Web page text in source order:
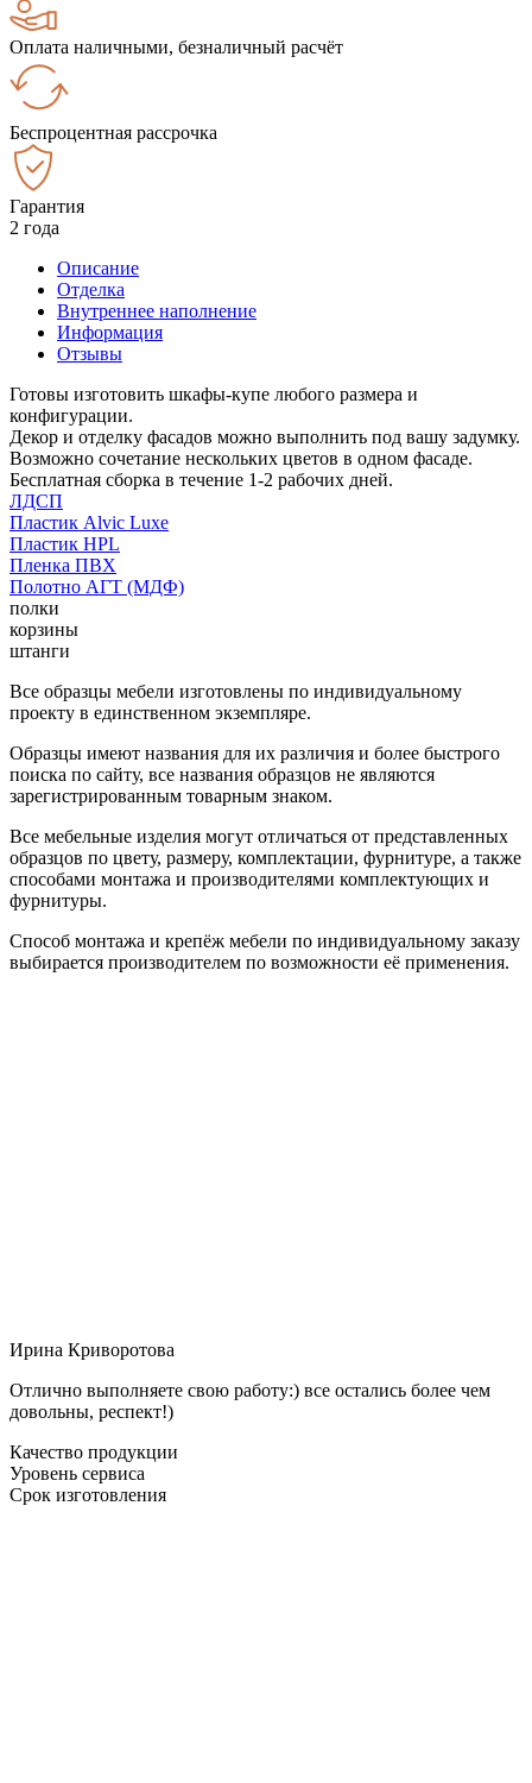
Оплата наличными, безналичный расчёт
Беспроцентная рассрочка
Гарантия
2 года
Описание
Отделка
Внутреннее наполнение
Информация
Отзывы
Готовы изготовить шкафы-купе любого размера и
конфигурации.
Декор и отделку фасадов можно выполнить под вашу задумку.
Возможно сочетание нескольких цветов в одном фасаде.
Бесплатная сборка в течение 1-2 рабочих дней.
ЛДСП
Пластик Alvic Luxe
Пластик HPL
Пленка ПВХ
Полотно АГТ (МДФ)
полки
корзины
штанги
Все образцы мебели изготовлены по индивидуальному
проекту в единственном экземпляре.
Образцы имеют названия для их различия и более быстрого
поиска по сайту, все названия образцов не являются
зарегистрированным товарным знаком.
Все мебельные изделия могут отличаться от представленных
образцов по цвету, размеру, комплектации, фурнитуре, а также
способами монтажа и производителями комплектующих и
фурнитуры.
Способ монтажа и крепёж мебели по индивидуальному заказу
выбирается производителем по возможности её применения.
Ирина Криворотова
Отлично выполняете свою работу:) все остались более чем
довольны, респект!)
Качество продукции
Уровень сервиса
Срок изготовления